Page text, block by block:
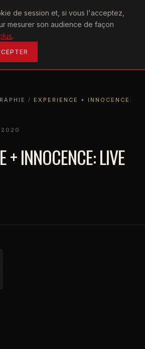
de session et, si vous l'acceptez,
mesurer son audience de façon
.
/ EXPERIENCE + INNOCENCE:
2020
+ INNOCENCE: LIVE